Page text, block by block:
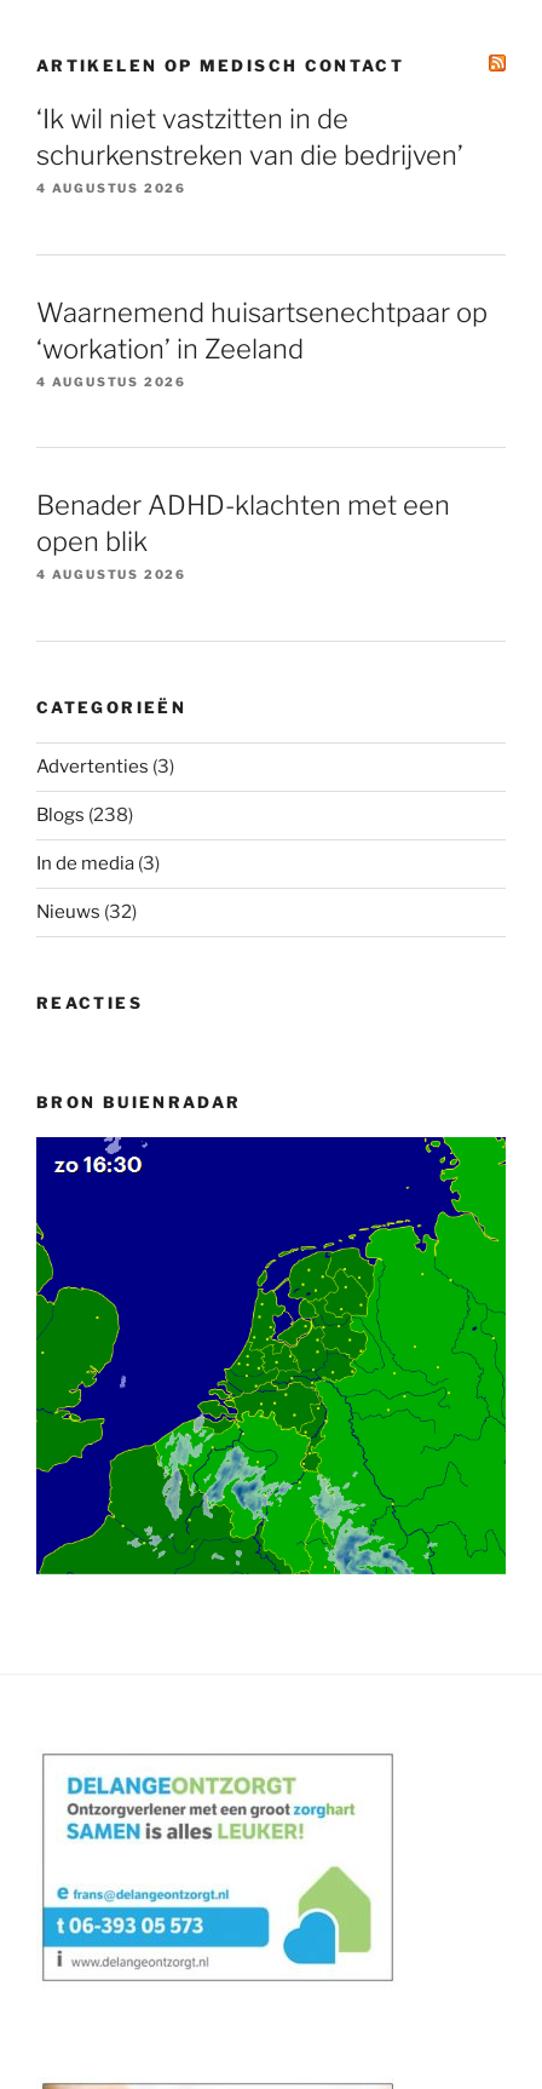
ARTIKELEN OP MEDISCH CONTACT
‘Ik wil niet vastzitten in de
schurkenstreken van die bedrijven’
4 AUGUSTUS 2026
Waarnemend huisartsenechtpaar op
‘workation’ in Zeeland
4 AUGUSTUS 2026
Benader ADHD-klachten met een
open blik
4 AUGUSTUS 2026
CATEGORIEËN
Advertenties (3)
Blogs (238)
In de media (3)
Nieuws (32)
REACTIES
BRON BUIENRADAR